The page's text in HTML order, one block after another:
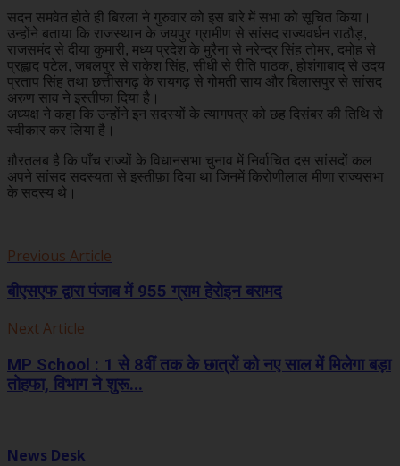
सदन समवेत होते ही बिरला ने गुरुवार को इस बारे में सभा को सूचित किया।
उन्होंने बताया कि राजस्थान के जयपुर ग्रामीण से सांसद राज्यवर्धन राठौड़,
राजसमंद से दीया कुमारी, मध्य प्रदेश के मुरैना से नरेन्द्र सिंह तोमर, दमोह से
प्रह्लाद पटेल, जबलपुर से राकेश सिंह, सीधी से रीति पाठक, होशंगाबाद से उदय
प्रताप सिंह तथा छत्तीसगढ़ के रायगढ़ से गोमती साय और बिलासपुर से सांसद
अरुण साव ने इस्तीफा दिया है।
अध्यक्ष ने कहा कि उन्होंने इन सदस्यों के त्यागपत्र को छह दिसंबर की तिथि से
स्वीकार कर लिया है।
ग़ौरतलब है कि पाँच राज्यों के विधानसभा चुनाव में निर्वाचित दस सांसदों कल
अपने सांसद सदस्यता से इस्तीफ़ा दिया था जिनमें किरोणीलाल मीणा राज्यसभा
के सदस्य थे।
Previous Article
बीएसएफ द्वारा पंजाब में 955 ग्राम हेरोइन बरामद
Next Article
MP School : 1 से 8वीं तक के छात्रों को नए साल में मिलेगा बड़ा
तोहफा, विभाग ने शुरू...
News Desk